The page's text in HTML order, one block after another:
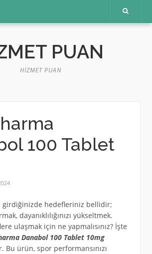
PUAN
HIZMET PUAN
100 Tablet
girdiğinizde hedefleriniz bellidir;
dayanıklılığınızı yükseltmek.
ulaşmak için ne yapmalısınız? İşte
Danabol 100 Tablet 10mg
Bu ürün, spor performansınızı